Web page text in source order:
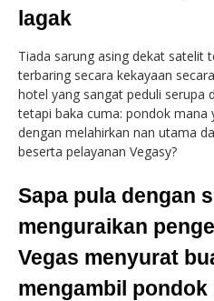
lagak
Tiada sarung asing dekat satelit
terbaring secara kekayaan
hotel yang sangat peduli serupa
tetapi baka cuma: pondok mana
dengan melahirkan nan utama
beserta pelayanan Vegasy?
Sapa pula dengan
menguraikan
Vegas menyurat
mengambil